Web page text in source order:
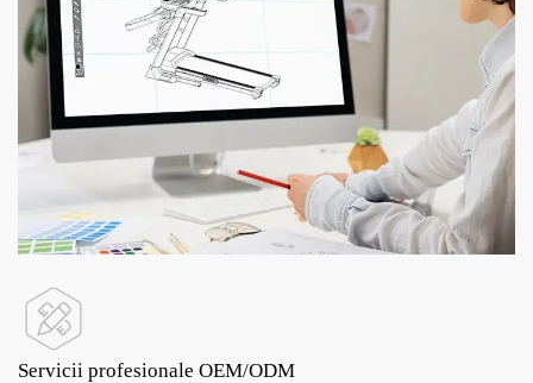
Servicii profesionale OEM/ODM